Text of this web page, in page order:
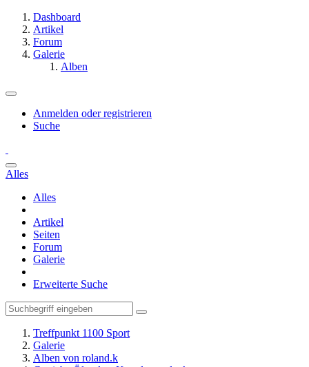
Dashboard
Artikel
Forum
Galerie
Alben
Anmelden oder registrieren
Suche
Alles
Alles
Artikel
Seiten
Forum
Galerie
Erweiterte Suche
Treffpunkt 1100 Sport
Galerie
Alben von roland.k